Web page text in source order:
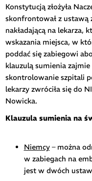
Konstytucją złożyła
skonfrontował z ustawą
nakładającą na lekarza,
wskazania miejsca, w
poddać się zabiegowi
klauzulą sumienia
skontrolowanie szpitali
lekarzy zwróciła się do
Nowicka.
Klauzula sumienia na
Niemcy– można
w zabiegach na
jest w dwóch